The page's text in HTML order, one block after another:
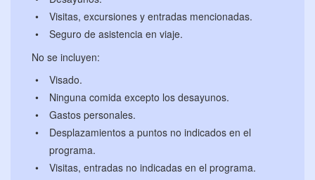
Visitas, excursiones y entradas mencionadas.
Seguro de asistencia en viaje.
No se incluyen:
Visado.
Ninguna comida excepto los desayunos.
Gastos personales.
Desplazamientos a puntos no indicados en el
programa.
Visitas, entradas no indicadas en el programa.